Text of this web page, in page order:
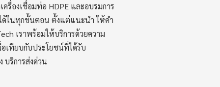
รื่องเชื่อมท่อ HDPE และอบรมการ
ด้ในทุกขั้นตอน ตั้งแต่แนะนำ ให้คำ
เราพร้อมให้บริการด้วยความ
เทียบกับประโยชน์ที่ได้รับ
บริการส่งด่วน